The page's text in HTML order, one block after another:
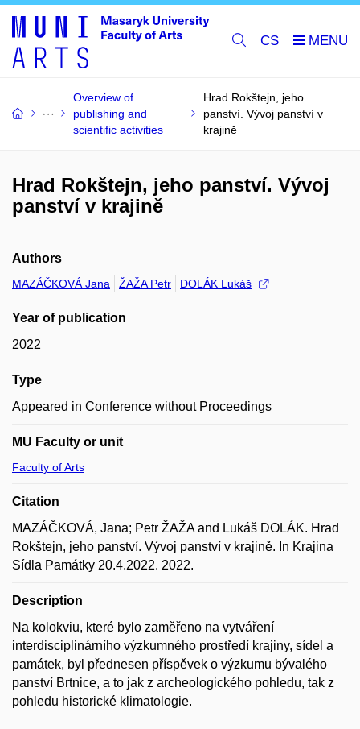
CS
Overview of
publishing and
scientific activities
Hrad Rokštejn, jeho
panství. Vývoj panství v
krajině
Hrad Rokštejn, jeho panství. Vývoj
panství v krajině
Authors
MAZÁČKOVÁ Jana ŽAŽA Petr DOLÁK Lukáš
Year of publication
2022
Type
Appeared in Conference without Proceedings
MU Faculty or unit
Faculty of Arts
Citation
MAZÁČKOVÁ, Jana; Petr ŽAŽA and Lukáš DOLÁK. Hrad
Rokštejn, jeho panství. Vývoj panství v krajině. In Krajina
Sídla Památky 20.4.2022. 2022.
Description
Na kolokviu, které bylo zaměřeno na vytváření
interdisciplinárního výzkumného prostředí krajiny, sídel a
památek, byl přednesen příspěvek o výzkumu bývalého
panství Brtnice, a to jak z archeologického pohledu, tak z
pohledu historické klimatologie.